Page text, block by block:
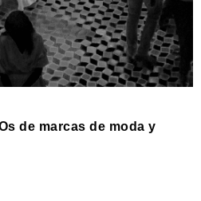
de marcas de moda y